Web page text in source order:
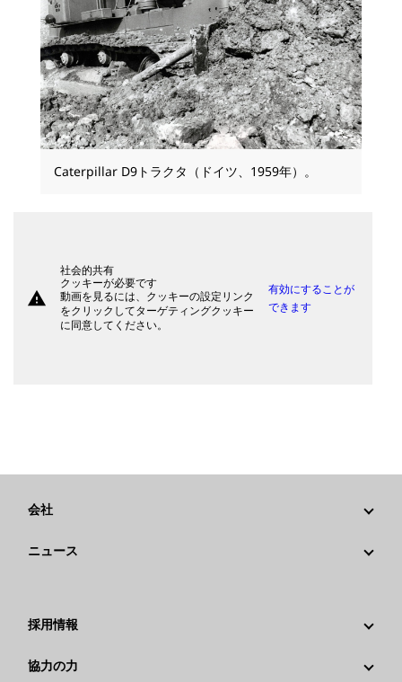
Caterpillar D9トラクタ（ドイツ、1959年）。
warning
社会的共有
クッキーが必要です
動画を見るには、クッキーの設定リンク
をクリックしてターゲティングクッキー
に同意してください。
有効にすることが
できます
会社
行動規範
ニュース
メディア情報
採用情報
Caterpillar社を選ぶ理由
協力の力